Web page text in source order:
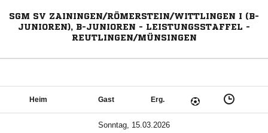
SGM SV ZAININGEN/RÖMERSTEIN/WITTLINGEN I (B-
JUNIOREN), B-JUNIOREN - LEISTUNGSSTAFFEL -
REUTLINGEN/MÜNSINGEN
Heim Gast Erg.
Sonntag, 15.03.2026